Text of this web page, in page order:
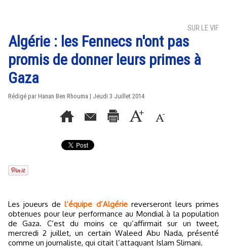
SUR LE VIF
Algérie : les Fennecs n'ont pas
promis de donner leurs primes à
Gaza
Rédigé par Hanan Ben Rhouma | Jeudi 3 Juillet 2014
Les joueurs del’équipe d’Algériereverseront leurs primes
obtenues pour leur performance au Mondial à la population
de Gaza. C’est du moins ce qu’affirmait sur un tweet,
mercredi 2 juillet, un certain Waleed Abu Nada, présenté
comme un journaliste, qui citait l’attaquant Islam Slimani.